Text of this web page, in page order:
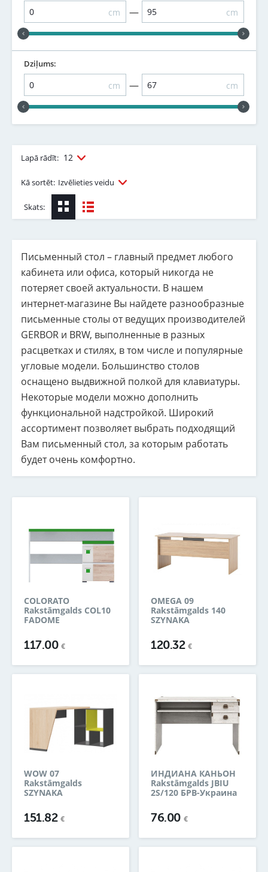
cm — cm
Dziļums:
cm — cm
Lapā rādīt: 12
Kā sortēt: Izvēlieties veidu
Skats:
Письменный стол – главный предмет любого
кабинета или офиса, который никогда не
потеряет своей актуальности. В нашем
интернет-магазине Вы найдете разнообразные
письменные столы от ведущих производителей
GERBOR и BRW, выполненные в разных
расцветках и стилях, в том числе и популярные
угловые модели. Большинство столов
оснащено выдвижной полкой для клавиатуры.
Некоторые модели можно дополнить
функциональной надстройкой. Широкий
ассортимент позволяет выбрать подходящий
Вам письменный стол, за которым работать
будет очень комфортно.
COLORATO
Rakstāmgalds COL10
FADOME
117.00€
OMEGA 09
Rakstāmgalds 140
SZYNAKA
120.32€
WOW 07
Rakstāmgalds
SZYNAKA
151.82€
ИНДИАНА КАНЬОН
Rakstāmgalds JBIU
2S/120 БРВ-Украина
76.00 €